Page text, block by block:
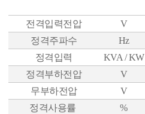
전격입력전압
V
정격주파수
Hz
정격입력
KVA / KW
정격부하전압
V
무부하전압
V
정격사용률
%